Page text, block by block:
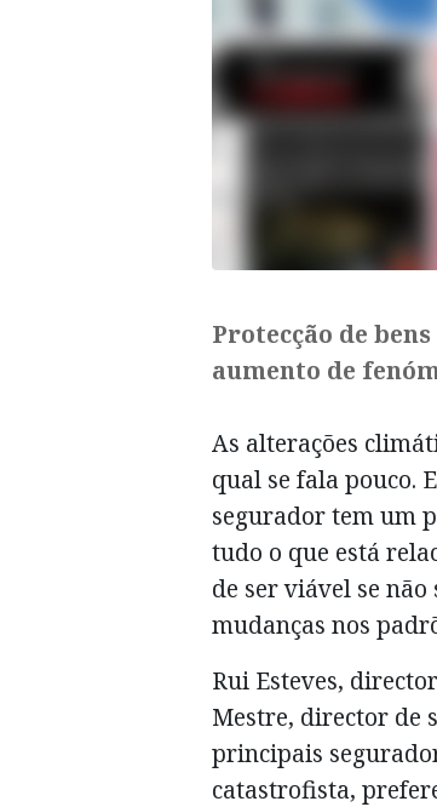
Protecção de
aumento de
As alterações
qual se fala pouco.
segurador tem um
tudo o que está
de ser viável se
mudanças nos
Rui Esteves,
Mestre, director de
principais
catastrofista,